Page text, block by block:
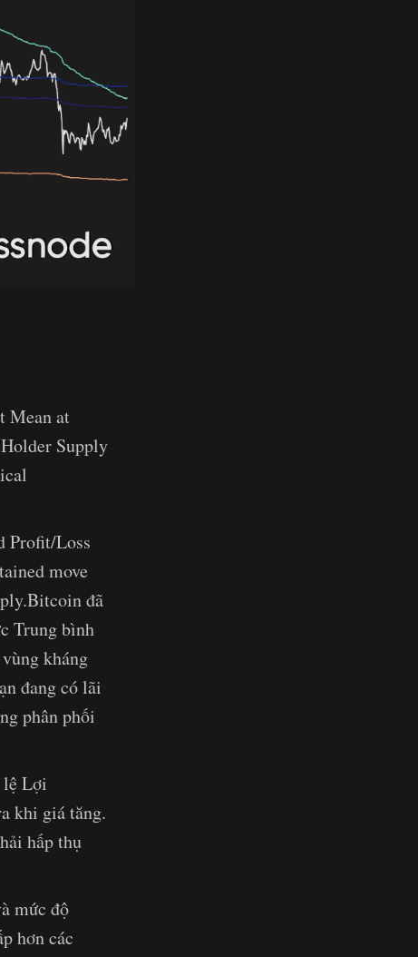
Mean at
Supply
Profit/Loss
move
đã
Trung bình
kháng
đang có lãi
phân phối
lệ Lợi
khi giá tăng.
hấp thụ
mức độ
hơn các